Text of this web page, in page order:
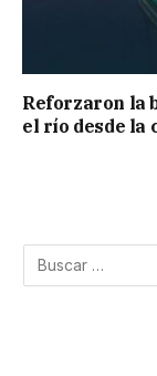
Reforzaron la
el río desde la